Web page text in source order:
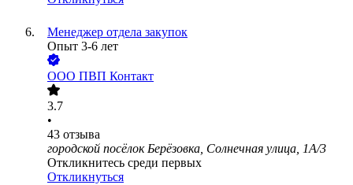
Менеджер отдела закупок
Опыт 3-6 лет
ООО ПВП Контакт
3.7
•
43 отзыва
городской посёлок Берёзовка, Солнечная улица, 1А/3
Откликнитесь среди первых
Откликнуться